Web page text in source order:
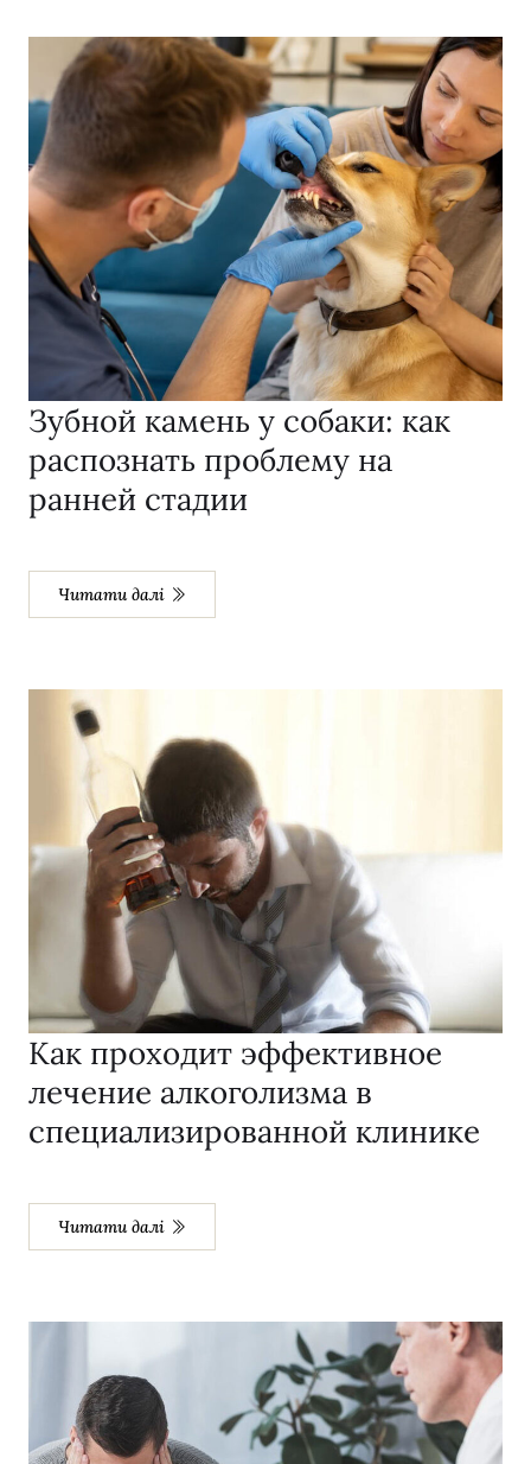
Зубной камень у собаки: как
распознать проблему на
ранней стадии
Читати далі
Как проходит эффективное
лечение алкоголизма в
специализированной клинике
Читати далі